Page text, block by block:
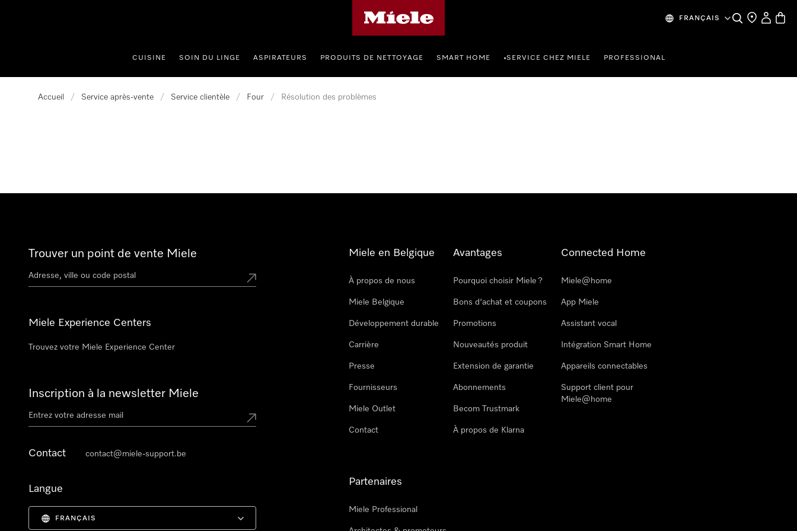
FRANÇAIS SearchFind a store
My
CUISINE SOIN DU LINGE ASPIRATEURS PRODUITS DE NETTOYAGE SMART HOME •SERVICE CHEZ MIELE PROFESSIONAL
Accueil / Service après-vente / Service clientèle / Four / Résolution des problèmes
Trouver un point de vente Miele
Miele Experience Centers
Trouvez votre Miele Experience Center
Inscription à la newsletter Miele
Contact contact@miele-support.be
Langue
FRANÇAIS
Miele en Belgique
À propos de nous
Miele Belgique
Développement durable
Carrière
Presse
Fournisseurs
Miele Outlet
Contact
Avantages
Pourquoi choisir Miele ?
Bons d'achat et coupons
Promotions
Nouveautés produit
Extension de garantie
Abonnements
Becom Trustmark
À propos de Klarna
Connected Home
Miele@home
App Miele
Assistant vocal
Intégration Smart Home
Appareils connectables
Support client pour
Miele@home
Partenaires
Miele Professional